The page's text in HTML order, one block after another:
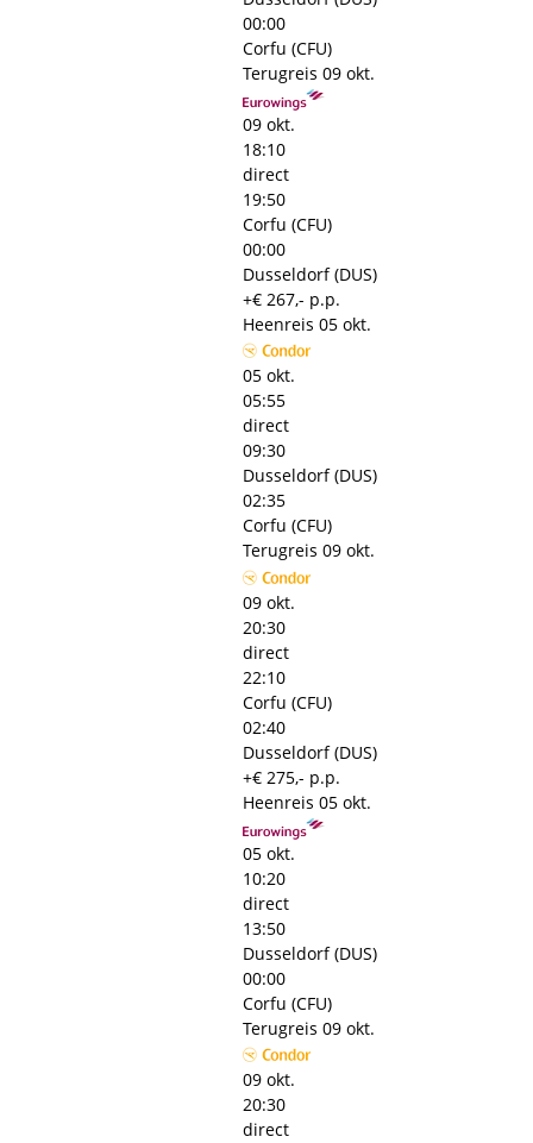
00:00
Corfu (CFU)
Terugreis 09 okt.
09 okt.
18:10
direct
19:50
Corfu (CFU)
00:00
Dusseldorf (DUS)
+€ 267,- p.p.
Heenreis 05 okt.
05 okt.
05:55
direct
09:30
Dusseldorf (DUS)
02:35
Corfu (CFU)
Terugreis 09 okt.
09 okt.
20:30
direct
22:10
Corfu (CFU)
02:40
Dusseldorf (DUS)
+€ 275,- p.p.
Heenreis 05 okt.
05 okt.
10:20
direct
13:50
Dusseldorf (DUS)
00:00
Corfu (CFU)
Terugreis 09 okt.
09 okt.
20:30
direct